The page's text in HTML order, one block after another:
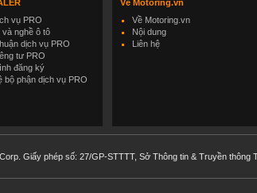
vụ PRO
và nghề ô tô
dịch vụ PRO
tư PRO
đăng ký
bộ phận dịch vụ PRO
Về Motoring.vn
Về Motoring.vn
Nội dung
Liên hệ
Giấy phép số: 27/GP-STTTT, Sở Thông tin & Truyền thông